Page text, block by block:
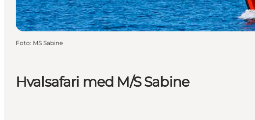
Hvalsafari med M/S Sabine
Foto: MS Sabine